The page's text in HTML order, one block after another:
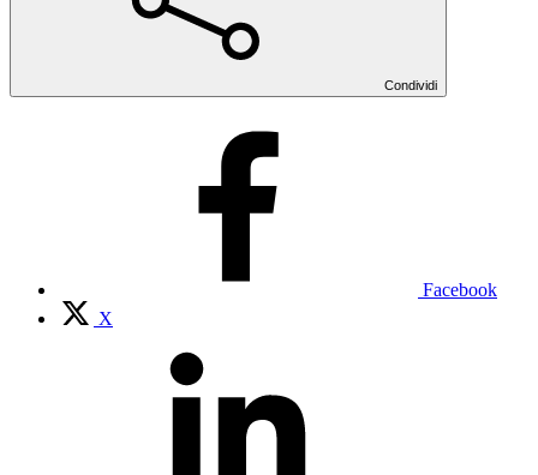
Condividi
Facebook
X